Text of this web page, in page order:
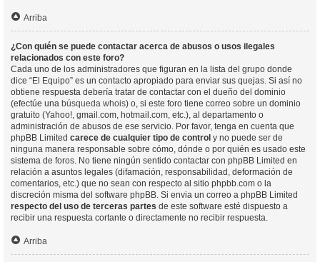
Arriba
¿Con quién se puede contactar acerca de abusos o usos ilegales
relacionados con este foro?
Cada uno de los administradores que figuran en la lista del grupo donde
dice “El Equipo” es un contacto apropiado para enviar sus quejas. Si así no
obtiene respuesta debería tratar de contactar con el dueño del dominio
(efectúe una búsqueda whois) o, si este foro tiene correo sobre un dominio
gratuito (Yahoo!, gmail.com, hotmail.com, etc.), al departamento o
administración de abusos de ese servicio. Por favor, tenga en cuenta que
phpBB Limited carece de cualquier tipo de control y no puede ser de
ninguna manera responsable sobre cómo, dónde o por quién es usado este
sistema de foros. No tiene ningún sentido contactar con phpBB Limited en
relación a asuntos legales (difamación, responsabilidad, deformación de
comentarios, etc.) que no sean con respecto al sitio phpbb.com o la
discreción misma del software phpBB. Si envia un correo a phpBB Limited
respecto del uso de terceras partes de este software esté dispuesto a
recibir una respuesta cortante o directamente no recibir respuesta.
Arriba